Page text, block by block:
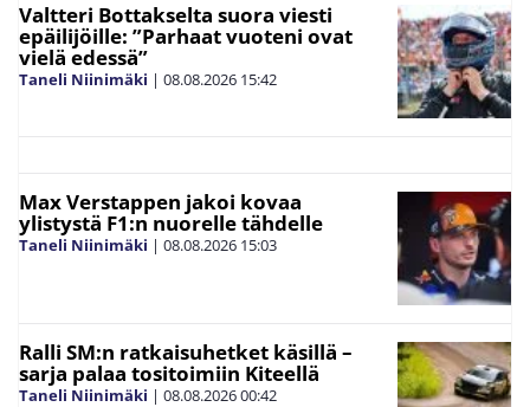
Valtteri Bottakselta suora viesti
epäilijöille: ”Parhaat vuoteni ovat
vielä edessä”
Taneli Niinimäki | 08.08.2026 15:42
Max Verstappen jakoi kovaa
ylistystä F1:n nuorelle tähdelle
Taneli Niinimäki | 08.08.2026 15:03
Ralli SM:n ratkaisuhetket käsillä –
sarja palaa tositoimiin Kiteellä
Taneli Niinimäki | 08.08.202600:42